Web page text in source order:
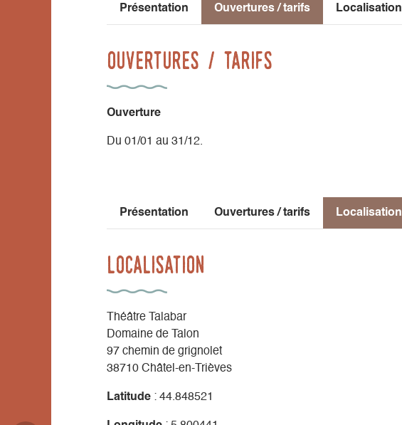
Présentation Ouvertures / tarifs Localisation
Ouvertures / tarifs
Ouverture
Du 01/01 au 31/12.
Présentation Ouvertures / tarifs Localisation
Localisation
Théâtre Talabar
Domaine de Talon
97 chemin de grignolet
38710 Châtel-en-Trièves
Latitude : 44.848521